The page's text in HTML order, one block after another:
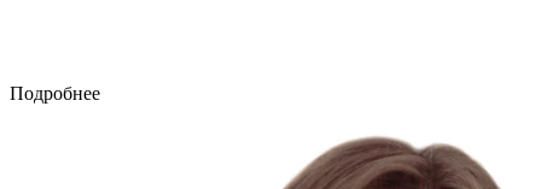
Подробнее